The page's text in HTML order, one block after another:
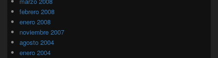
febrero 2008
enero 2008
noviembre 2007
agosto 2004
enero 2004